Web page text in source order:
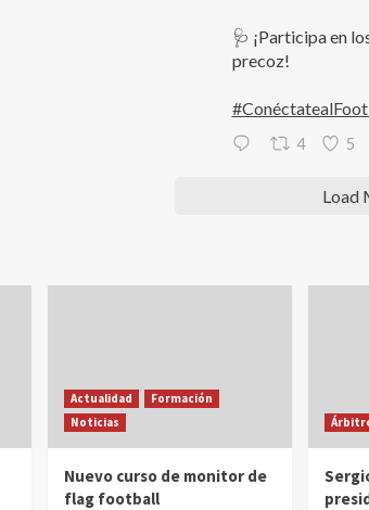
🩺 ¡Participa en
precoz!
4 5
Load
Actualidad
Formación
Noticias
Nuevo curso de monitor de
flag football